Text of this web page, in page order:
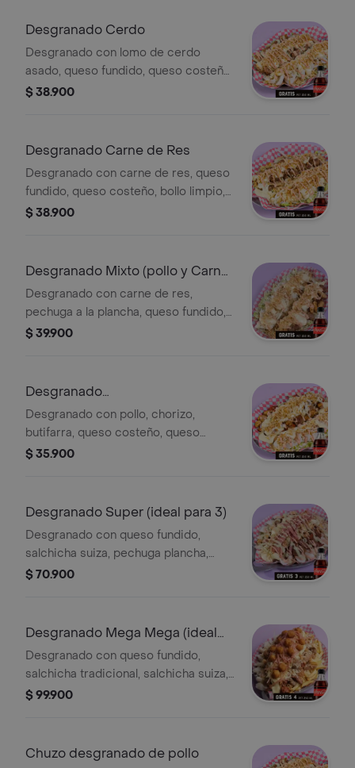
Desgranado Cerdo
Desgranado con lomo de cerdo
asado, queso fundido, queso costeño,
bollo limpio, papa chongo, lechuga y
$ 38.900
Desgranado Carne de Res
Desgranado con carne de res, queso
fundido, queso costeño, bollo limpio,
papa chongo, lechuga y salsas de la
$ 38.900
Desgranado Mixto (pollo y Carne
de Res)
Desgranado con carne de res,
pechuga a la plancha, queso fundido,
queso costeño, bollo limpio, papa
$ 39.900
Desgranado
Combinado(pollo,chori y Buti)
Desgranado con pollo, chorizo,
butifarra, queso costeño, queso
fundido, lechuga, salsas de la casa y
$ 35.900
Desgranado Super (ideal para 3)
Desgranado con queso fundido,
salchicha suiza, pechuga plancha,
chorizo, butifarra, jamón, bollo limpio,
cocacolas zero 250 ml gratis!
$ 70.900
Desgranado Mega Mega (ideal
para 4)
Desgranado con queso fundido,
salchicha tradicional, salchicha suiza,
pechuga plancha, chorizo, butifarra,
casa y 4 cocacolas zero 250 ml
$ 99.900
Chuzo desgranado de pollo